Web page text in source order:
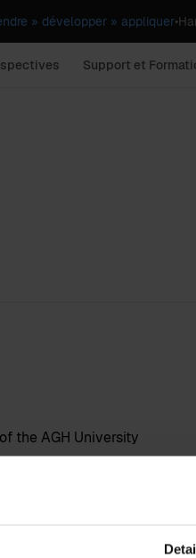
» développer » appliquer•
Support et